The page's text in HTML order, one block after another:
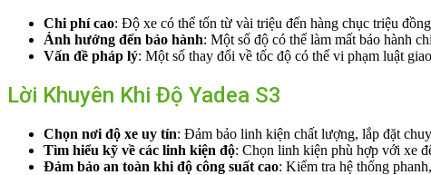
Chi phí cao: Độ xe có thể tốn từ vài triệu đến hàng chục triệu
Ảnh hưởng đến bảo hành: Một số độ có thể làm mất bảo hành
Vấn đề pháp lý: Một số thay đổi về tốc độ có thể vi phạm luật
Lời Khuyên Khi Độ Yadea S3
Chọn nơi độ xe uy tín: Đảm bảo linh kiện chất lượng, lắp đặt
Tìm hiểu kỹ về các linh kiện độ: Chọn linh kiện phù hợp với xe
Đảm bảo an toàn khi độ công suất cao: Kiểm tra hệ thống